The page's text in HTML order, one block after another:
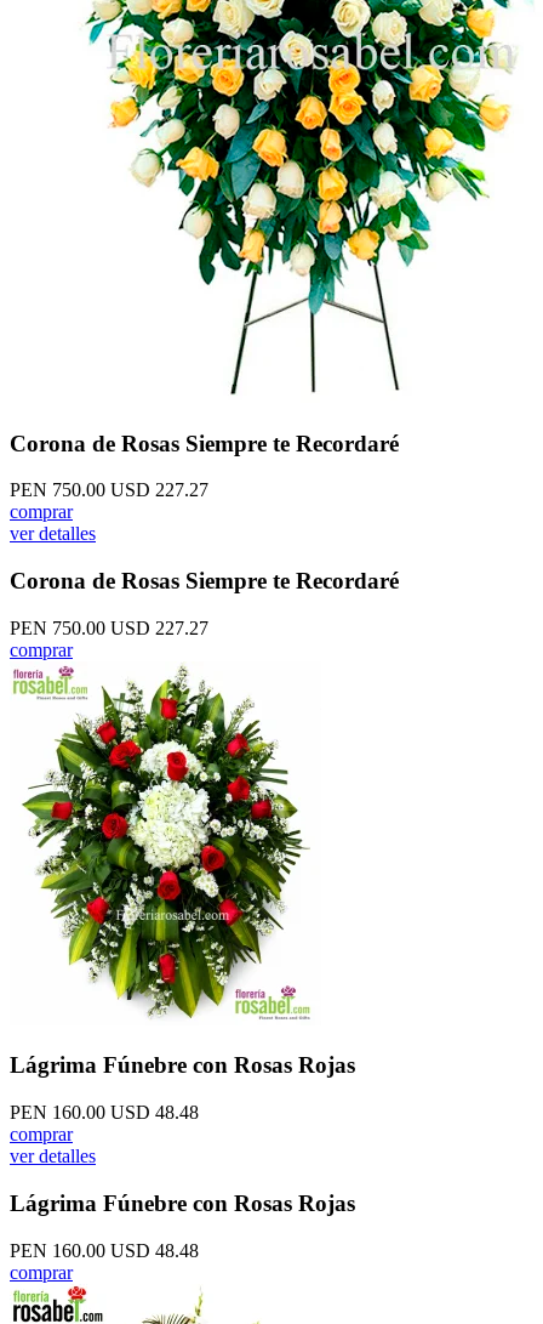
Corona de Rosas Siempre te Recordaré
PEN 750.00 USD 227.27
comprar
ver detalles
Corona de Rosas Siempre te Recordaré
PEN 750.00 USD 227.27
comprar
Lágrima Fúnebre con Rosas Rojas
PEN 160.00 USD 48.48
comprar
ver detalles
Lágrima Fúnebre con Rosas Rojas
PEN 160.00 USD 48.48
comprar